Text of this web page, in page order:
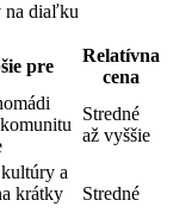
na diaľku
pre
Relatívna
cena
Stredné
až vyššie
a
krátky
Stredné